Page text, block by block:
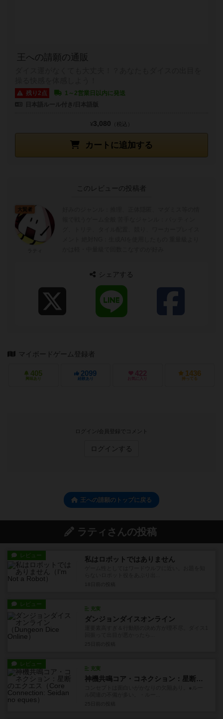
王への請願の通販
残り2点
1～2営業日以内に発送
カートに追加する
¥3,080 （税込）
このレビューの投稿者
大賢者
シェアする
マイボードゲーム登録者
405
興味あり
2099
経験あり
422
お気に入り
1436
持ってる
ログイン/会員登録でコメント
ログインする
王への請願のトップに戻る
ラティさんの投稿
レビュー 私はロボットではありません
レビュー
充実
ダンジョンダイスオンライン
レビュー
充実
神機共鳴コア・コネクション：星断のエクエス